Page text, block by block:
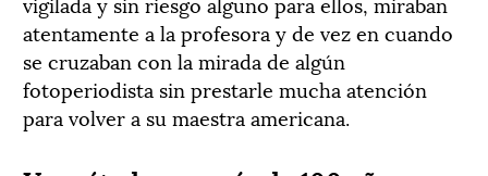
atentamente a la profesora y de vez en cuando
se cruzaban con la mirada de algún
fotoperiodista sin prestarle mucha atención
para volver a su maestra americana.